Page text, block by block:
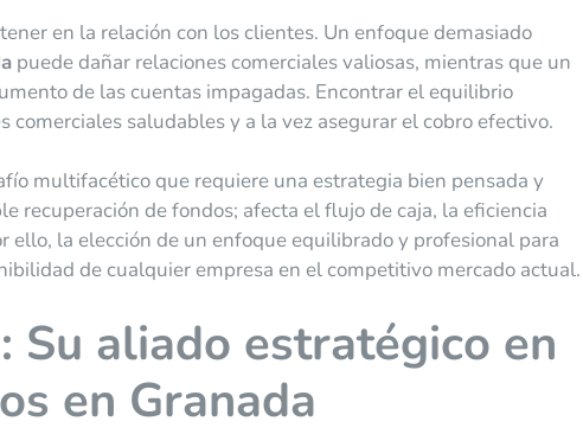
en la relación con los clientes. Un enfoque demasiado
puede dañar relaciones comerciales valiosas, mientras que un
de las cuentas impagadas. Encontrar el equilibrio
comerciales saludables y a la vez asegurar el cobro efectivo.
multifacético que requiere una estrategia bien pensada y
recuperación de fondos; afecta el flujo de caja, la eficiencia
ello, la elección de un enfoque equilibrado y profesional para
de cualquier empresa en el competitivo mercado actual.
Su aliado estratégico en
en Granada